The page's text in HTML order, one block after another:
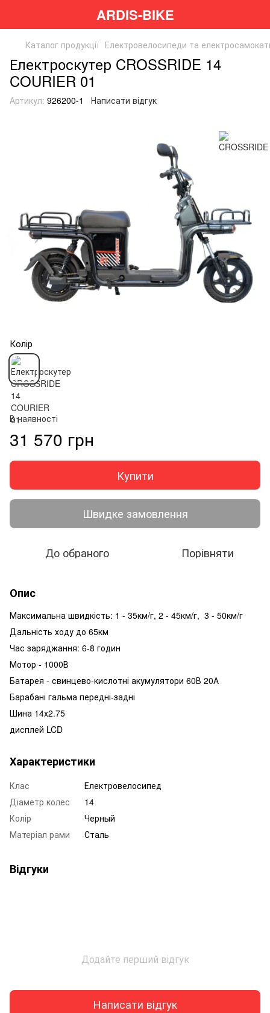
ARDIS-BIKE
Каталог продукції Електровелосипеди та
Електроскутер CROSSRIDE 14
COURIER 01
Артикул: 926200-1 Написати відгук
Колір
В наявності
31 570 грн
Купити
Швидке замовлення
До обраного Порівняти
Опис
Максимальна швидкість: 1 - 35км/г, 2 - 45км/г, 3 - 50км/г
Дальність ходу до 65км
Час заряджання: 6-8 годин
Мотор - 1000В
Батарея - свинцево-кислотні акумулятори 60В 20А
Барабані гальма передні-задні
Шина 14х2.75
дисплей LCD
Характеристики
Клас
Електровелосипед
Діаметр колес
14
Колір
Черный
Матеріал рами
Сталь
Відгуки
Додайте перший відгук
Написати відгук